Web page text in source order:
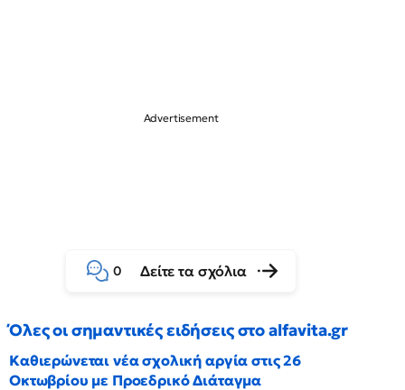
0 Δείτε τα σχόλια
Όλες οι σημαντικές ειδήσεις στο alfavita.gr
Καθιερώνεται νέα σχολική αργία στις 26
Οκτωβρίου με Προεδρικό Διάταγμα